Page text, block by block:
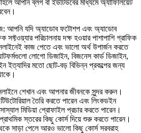
আপনি ব্লগ বা ইউটিউবের মাধ্যমে অ্যাফিলিয়েট
আপনি যদি অ্যাডোব ফটোশপ এবং অ্যাডোব
সফ্টওয়্যার পরিচালনায় দক্ষ হওয়ার পাশাপাশি গ্রাফিক
কাজ পেতে এবং ভালো অর্থ উপার্জন করতে
লোগো ডিজাইন, বিজনেস কার্ড ডিজাইন,
ইত্যাদির মতো ছোট-বড় বিভিন্ন প্রকল্পের জন্য
শেখান এবং আপনার জীবনকে সুন্দর করুন।
তৈরি করতে পারেন এবং লিংকডইন
মিডিয়া প্রোফাইল প্রচার করতে পারেন।
স্তরের কিছু কোর্স দিয়ে শুরু করতে পারেন।
সাড়া পেলে আরও ভালো কিছু কোর্স সরবরাহ